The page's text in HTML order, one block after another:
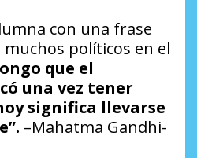
con una frase
políticos en el
que el
una vez tener
significa llevarse
–Mahatma Gandhi-